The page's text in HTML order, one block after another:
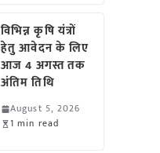
विभिन्न कृषि यंत्रों
हेतु आवेदन के लिए
आज 4 अगस्त तक
अंतिम तिथि
August 5, 2026
1 min read